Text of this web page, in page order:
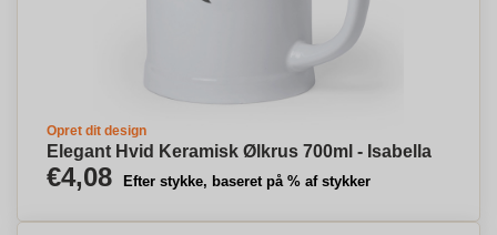
Opret dit design
Elegant Hvid Keramisk Ølkrus 700ml - Isabella
€4,08 Efter stykke, baseret på % af stykker